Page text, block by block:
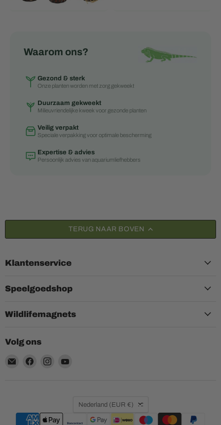
Waarom ons?
Gezond & sterk
Onze planten worden met zorg gekweekt
Duurzaam gekweekt
Milieuvriendelijke kweek voor gezonde planten
Veilig verpakt
Speciale verpakking voor optimale bescherming
Expertise & advies
Persoonlijk advies van aquariumliefhebbers
TERUG NAAR BOVEN
Klantenservice
Speelgoedshop
Wildlifemagnets
Volg ons
Email
Vind
Vind
Land
Nederland (EUR €)